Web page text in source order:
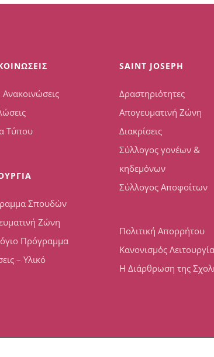
Τύπου
Σπουδών
Ζώνη
Πρόγραμμα
– Υλικό
SAINT JOSEPH
Δραστηριότητες
Απογευματινή Ζώνη
Διακρίσεις
Σύλλογος γονέων &
κηδεμόνων
Σύλλογος Αποφοίτων
Πολιτική Απορρήτου
Κανονισμός
Η Διάρθρωση της